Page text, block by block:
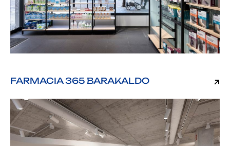
FARMACIA 365 BARAKALDO